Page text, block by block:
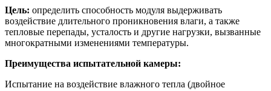
Цель: определить способность модуля выдерживать
воздействие длительного проникновения влаги, а также
тепловые перепады, усталость и другие нагрузки, вызванные
многократными изменениями температуры.
Преимущества испытательной камеры:
Испытание на воздействие влажного тепла (двойное